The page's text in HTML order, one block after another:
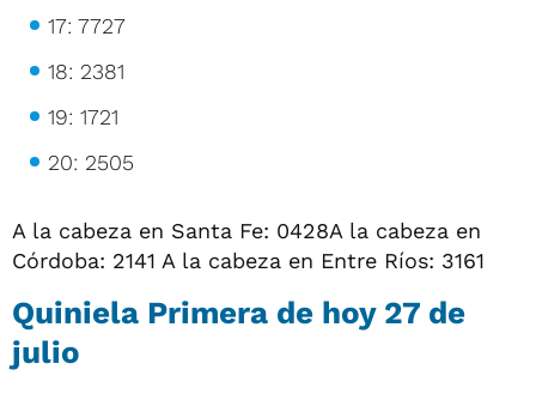
17: 7727
18: 2381
19: 1721
20: 2505
A la cabeza en Santa Fe: 0428A la cabeza en
Córdoba: 2141 A la cabeza en Entre Ríos: 3161
Quiniela Primera de hoy27 de
julio